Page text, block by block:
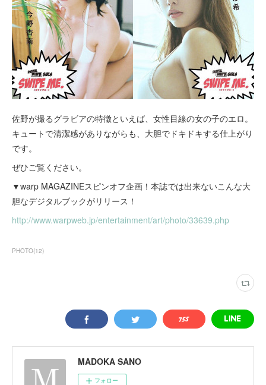
佐野が撮るグラビアの特徴といえば、女性目線の女の子のエロ。
キュートで清潔感がありながらも、大胆でドキドキする仕上がり
です。
ぜひご覧ください。
▼warp MAGAZINEスピンオフ企画！本誌では出来ないこんな大
胆なデジタルブックがリリース！
http://www.warpweb.jp/entertainment/art/photo/33639.php
PHOTO(12)
MADOKA SANO
フォロー